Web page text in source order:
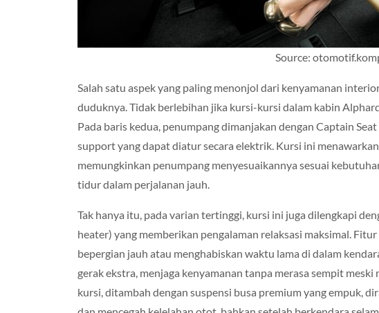
Source:
Salah satu aspek yang paling menonjol dari kenyamanan
duduknya. Tidak berlebihan jika kursi-kursi dalam kabin
Pada baris kedua, penumpang dimanjakan dengan Captain
support yang dapat diatur secara elektrik. Kursi ini
memungkinkan penumpang menyesuaikannya sesuai
tidur dalam perjalanan jauh.
Tak hanya itu, pada varian tertinggi, kursi ini juga dilengkapi
heater) yang memberikan pengalaman relaksasi maksimal.
bepergian jauh atau menghabiskan waktu lama di dalam
gerak ekstra, menjaga kenyamanan tanpa merasa sempit
kursi, ditambah dengan suspensi busa premium yang empuk,